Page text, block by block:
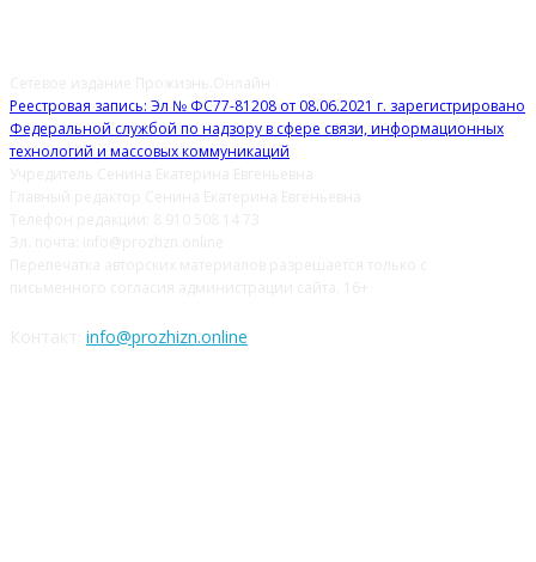
Реестровая запись: Эл № ФС77-81208 от 08.06.2021 г. зарегистрировано
Федеральной службой по надзору в сфере связи, информационных
технологий и массовых коммуникаций
info@prozhizn.online